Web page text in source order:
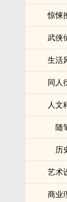
惊悚
武侠
生活
同人
人文
随
历
艺术
商业